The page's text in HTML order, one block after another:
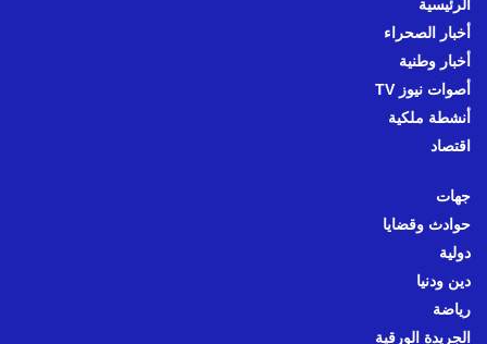
الرئيسية
أخبار الصحراء
أخبار وطنية
أصوات نيوز TV
أنشطة ملكية
اقتصاد
جهات
حوادث وقضايا
دولية
دين ودنيا
رياضة
الجريدة الورقية